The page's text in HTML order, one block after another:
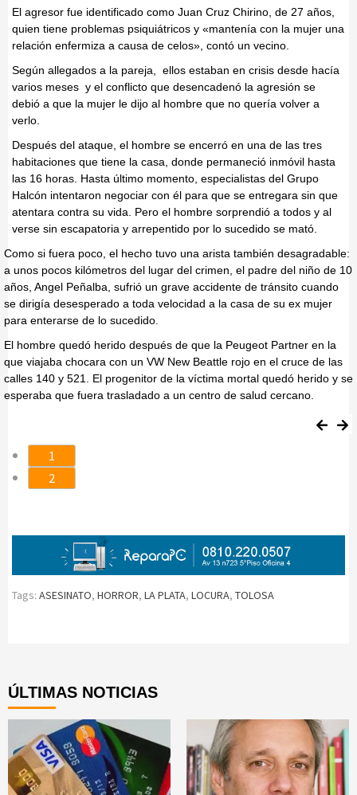
El agresor fue identificado como Juan Cruz Chirino, de 27 años,
quien tiene problemas psiquiátricos y «mantenía con la mujer una
relación enfermiza a causa de celos», contó un vecino.
Según allegados a la pareja, ellos estaban en crisis desde hacía
varios meses y el conflicto que desencadenó la agresión se
debió a que la mujer le dijo al hombre que no quería volver a
verlo.
Después del ataque, el hombre se encerró en una de las tres
habitaciones que tiene la casa, donde permaneció inmóvil hasta
las 16 horas. Hasta último momento, especialistas del Grupo
Halcón intentaron negociar con él para que se entregara sin que
atentara contra su vida. Pero el hombre sorprendió a todos y al
verse sin escapatoria y arrepentido por lo sucedido se mató.
Como si fuera poco, el hecho tuvo una arista también desagradable:
a unos pocos kilómetros del lugar del crimen, el padre del niño de 10
años, Angel Peñalba, sufrió un grave accidente de tránsito cuando
se dirigía desesperado a toda velocidad a la casa de su ex mujer
para enterarse de lo sucedido.
El hombre quedó herido después de que la Peugeot Partner en la
que viajaba chocara con un VW New Beattle rojo en el cruce de las
calles 140 y 521. El progenitor de la víctima mortal quedó herido y se
esperaba que fuera trasladado a un centro de salud cercano.
1
2
Tags: ASESINATO, HORROR, LA PLATA, LOCURA, TOLOSA
ÚLTIMAS NOTICIAS